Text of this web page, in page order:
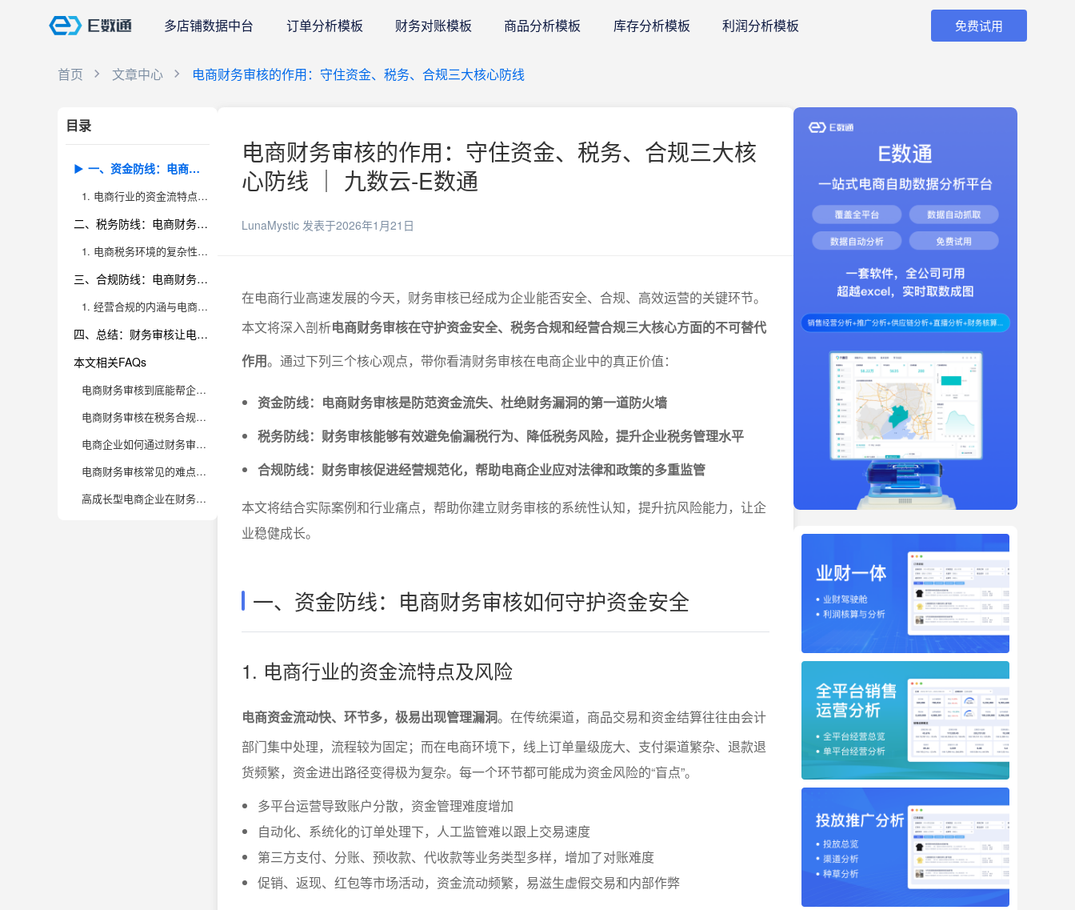
多店铺数据中台 订单分析模板 财务对账模板 商品分析模板 库存分析模板 利润分析模板 免费试用
首页 文章中心 电商财务审核的作用：守住资金、税务、合规三大核心防线
目录
一、资金防线：电商财务审核如何守护资金安全
1. 电商行业的资金流特点及风险
二、税务防线：电商财务审核助力企业税务合规
1. 电商税务环境的复杂性与风险点
三、合规防线：电商财务审核促进企业规范经营
1. 经营合规的内涵与电商企业的合规挑战
四、总结：财务审核让电商企业更安全、更合规、更高效
本文相关FAQs
电商财务审核到底能帮企业规避哪些资金风险？
电商财务审核在税务合规方面具体是怎么发挥作用的？
电商企业如何通过财务审核提升整体合规水平？
电商财务审核常见的难点和应对策略有哪些？
高成长型电商企业在财务审核数字化转型时需注意哪些细节？
电商财务审核的作用：守住资金、税务、合规三大核
心防线 ｜ 九数云-E数通
LunaMystic 发表于2026年1月21日
在电商行业高速发展的今天，财务审核已经成为企业能否安全、合规、高效运营的关键环节。
本文将深入剖析电商财务审核在守护资金安全、税务合规和经营合规三大核心方面的不可替代
作用。通过下列三个核心观点，带你看清财务审核在电商企业中的真正价值：
资金防线：电商财务审核是防范资金流失、杜绝财务漏洞的第一道防火墙
税务防线：财务审核能够有效避免偷漏税行为、降低税务风险，提升企业税务管理水平
合规防线：财务审核促进经营规范化，帮助电商企业应对法律和政策的多重监管
本文将结合实际案例和行业痛点，帮助你建立财务审核的系统性认知，提升抗风险能力，让企
业稳健成长。
一、资金防线：电商财务审核如何守护资金安全
1. 电商行业的资金流特点及风险
电商资金流动快、环节多，极易出现管理漏洞。在传统渠道，商品交易和资金结算往往由会计
部门集中处理，流程较为固定；而在电商环境下，线上订单量级庞大、支付渠道繁杂、退款退
货频繁，资金进出路径变得极为复杂。每一个环节都可能成为资金风险的“盲点”。
多平台运营导致账户分散，资金管理难度增加
自动化、系统化的订单处理下，人工监管难以跟上交易速度
第三方支付、分账、预收款、代收款等业务类型多样，增加了对账难度
促销、返现、红包等市场活动，资金流动频繁，易滋生虚假交易和内部作弊